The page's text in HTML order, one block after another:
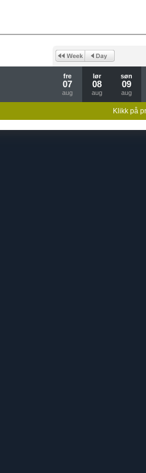
fre
07
aug
lør
08
aug
søn
09
aug
Klikk på